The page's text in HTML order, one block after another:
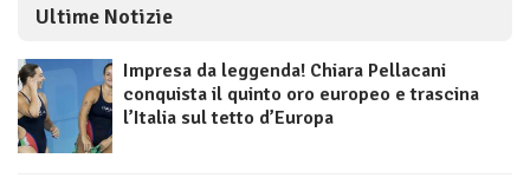
Ultime Notizie
Impresa da leggenda! Chiara Pellacani
conquista il quinto oro europeo e trascina
l’Italia sul tetto d’Europa